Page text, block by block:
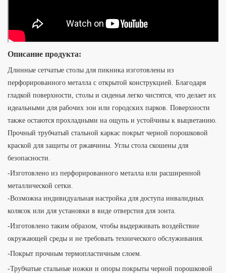
Описание продукта:
Длинные сетчатые столы для пикника изготовлены из
перфорированного металла с открытой конструкцией. Благодаря
гладкой поверхности, столы и сиденья легко чистятся, что делает их
идеальными для рабочих зон или городских парков. Поверхности
также остаются прохладными на ощупь и устойчивы к выцветанию.
Прочный трубчатый стальной каркас покрыт черной порошковой
краской для защиты от ржавчины. Углы стола скошены для
безопасности.
-Изготовлено из перфорированного металла или расширенной
металлической сетки.
-Возможна индивидуальная настройка для доступа инвалидных
колясок или для установки в виде отверстия для зонта.
-Изготовлено таким образом, чтобы выдерживать воздействие
окружающей среды и не требовать технического обслуживания.
-Покрыт прочным термопластичным слоем.
-Трубчатые стальные ножки и опоры покрыты черной порошковой